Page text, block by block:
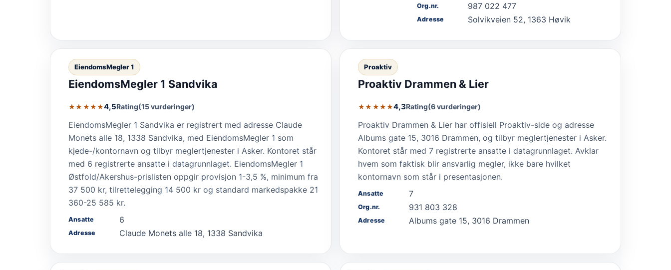
Org.nr. 987 022 477
Adresse Solvikveien 52, 1363 Høvik
EiendomsMegler 1
EiendomsMegler 1 Sandvika
★★★★★4,5Rating(15 vurderinger)
EiendomsMegler 1 Sandvika er registrert med adresse Claude
Monets alle 18, 1338 Sandvika, med EiendomsMegler 1 som
kjede-/kontornavn og tilbyr meglertjenester i Asker. Kontoret står
med 6 registrerte ansatte i datagrunnlaget. EiendomsMegler 1
Østfold/Akershus-prislisten oppgir provisjon 1-3,5 %, minimum fra
37 500 kr, tilrettelegging 14 500 kr og standard markedspakke 21
360-25 585 kr.
Ansatte 6
Adresse Claude Monets alle 18, 1338 Sandvika
Proaktiv
Proaktiv Drammen & Lier
★★★★★4,3Rating(6 vurderinger)
Proaktiv Drammen & Lier har offisiell Proaktiv-side og adresse
Albums gate 15, 3016 Drammen, og tilbyr meglertjenester i Asker.
Kontoret står med 7 registrerte ansatte i datagrunnlaget. Avklar
hvem som faktisk blir ansvarlig megler, ikke bare hvilket
kontornavn som står i presentasjonen.
Ansatte 7
Org.nr. 931 803 328
Adresse Albums gate 15, 3016 Drammen